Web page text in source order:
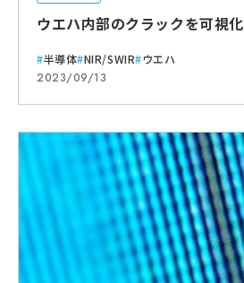
ウエハ内部のクラックを可視化
半導体 NIR/SWIR ウエハ
2023/09/13